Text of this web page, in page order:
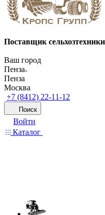
Поставщик
Ваш город
Пенза
Пенза
Москва
+7 (8412) 22-11-12
Поиск
Войти
Каталог